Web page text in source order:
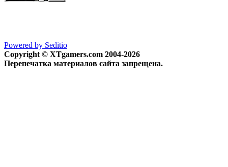
Powered by Seditio
Copyright © XTgamers.com 2004-2026
Перепечатка материалов сайта запрещена.